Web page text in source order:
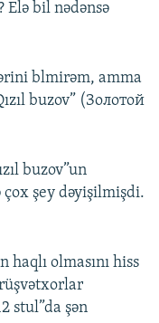
Elə bil nədənsə
blmirəm, amma
buzov” (Золотой
buzov”un
çox şey dəyişilmişdi.
haqlı olmasını hiss
stul”da şən